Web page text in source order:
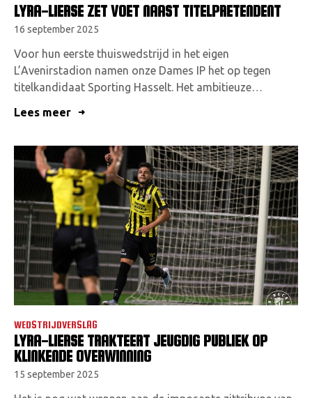
LYRA-LIERSE ZET VOET NAAST TITELPRETENDENT
16 september 2025
Voor hun eerste thuiswedstrijd in het eigen
L’Avenirstadion namen onze Dames IP het op tegen
titelkandidaat Sporting Hasselt. Het ambitieuze…
Lees meer
WEDSTRIJDVERSLAG
LYRA-LIERSE TRAKTEERT JEUGDIG PUBLIEK OP
KLINKENDE OVERWINNING
15 september 2025